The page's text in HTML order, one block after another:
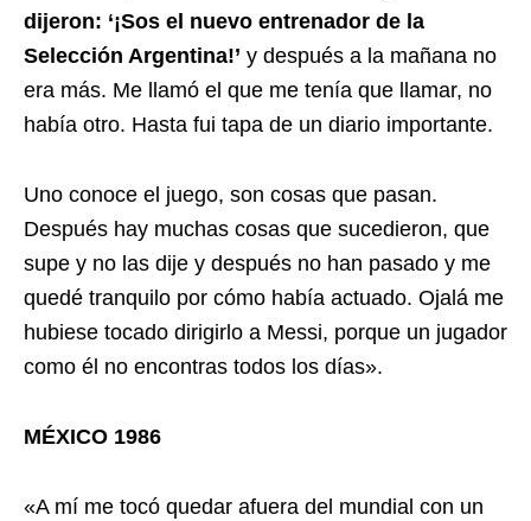
dijeron: ‘¡Sos el nuevo entrenador de la
Selección Argentina!’ y después a la mañana no
era más. Me llamó el que me tenía que llamar, no
había otro. Hasta fui tapa de un diario importante.
Uno conoce el juego, son cosas que pasan.
Después hay muchas cosas que sucedieron, que
supe y no las dije y después no han pasado y me
quedé tranquilo por cómo había actuado. Ojalá me
hubiese tocado dirigirlo a Messi, porque un jugador
como él no encontras todos los días».
MÉXICO 1986
«A mí me tocó quedar afuera del mundial con un